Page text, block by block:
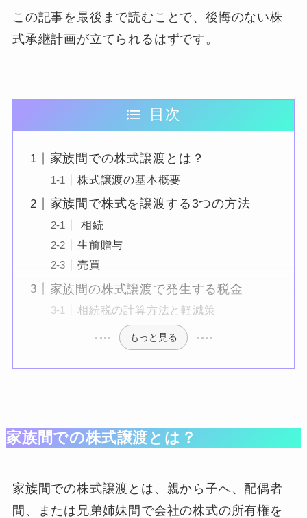
この記事を最後まで読むことで、後悔のない株
式承継計画が立てられるはずです。
目次
家族間での株式譲渡とは？
株式譲渡の基本概要
家族間で株式を譲渡する3つの方法
相続
生前贈与
売買
家族間の株式譲渡で発生する税金
相続税の計算方法と軽減策
もっと見る
家族間での株式譲渡とは？
家族間での株式譲渡とは、親から子へ、配偶者
間、または兄弟姉妹間で会社の株式の所有権を